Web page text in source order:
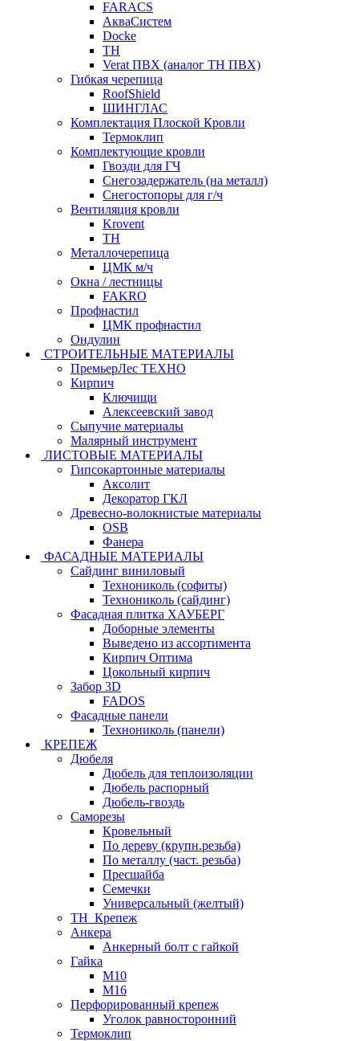
FARACS
АкваСистем
Docke
ТН
Verat ПВХ (аналог ТН ПВХ)
Гибкая черепица
RoofShield
ШИНГЛАС
Комплектация Плоской Кровли
Термоклип
Комплектующие кровли
Гвозди для ГЧ
Снегозадержатель (на металл)
Снегостопоры для г/ч
Вентиляция кровли
Krovent
ТН
Металлочерепица
ЦМК м/ч
Окна / лестницы
FAKRO
Профнастил
ЦМК профнастил
Ондулин
СТРОИТЕЛЬНЫЕ МАТЕРИАЛЫ
ПремьерЛес ТЕХНО
Кирпич
Ключищи
Алексеевский завод
Сыпучие материалы
Малярный инструмент
ЛИСТОВЫЕ МАТЕРИАЛЫ
Гипсокартонные материалы
Аксолит
Декоратор ГКЛ
Древесно-волокнистые материалы
OSB
Фанера
ФАСАДНЫЕ МАТЕРИАЛЫ
Сайдинг виниловый
Технониколь (софиты)
Технониколь (сайдинг)
Фасадная плитка ХАУБЕРГ
Доборные элементы
Выведено из ассортимента
Кирпич Оптима
Цокольный кирпич
Забор 3D
FADOS
Фасадные панели
Технониколь (панели)
КРЕПЕЖ
Дюбеля
Дюбель для теплоизоляции
Дюбель распорный
Дюбель-гвоздь
Саморезы
Кровельный
По дереву (крупн.резьба)
По металлу (част. резьба)
Пресшайба
Семечки
Универсальный (желтый)
ТН_Крепеж
Анкера
Анкерный болт с гайкой
Гайка
М10
М16
Перфорированный крепеж
Уголок равносторонний
Термоклип